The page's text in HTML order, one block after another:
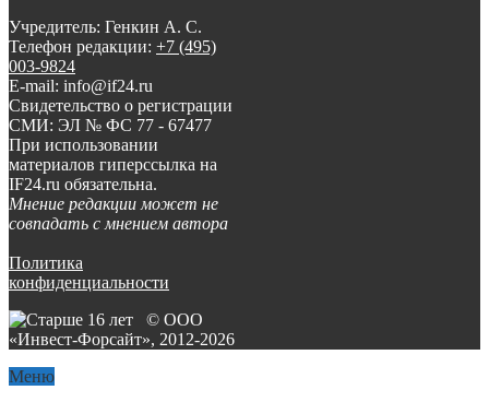
Учредитель: Генкин А. С.
Телефон редакции: +7 (495)
003-9824
E-mail: info@if24.ru
Свидетельство о регистрации
СМИ: ЭЛ № ФС 77 - 67477
При использовании
материалов гиперссылка на
IF24.ru обязательна.
Мнение редакции может не
совпадать с мнением автора
Политика
конфиденциальности
© ООО
«Инвест-Форсайт», 2012-2026
Меню